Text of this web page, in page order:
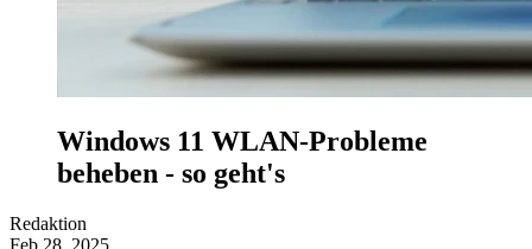
Windows 11 WLAN-Probleme
beheben - so geht's
Redaktion
Feb 28, 2025